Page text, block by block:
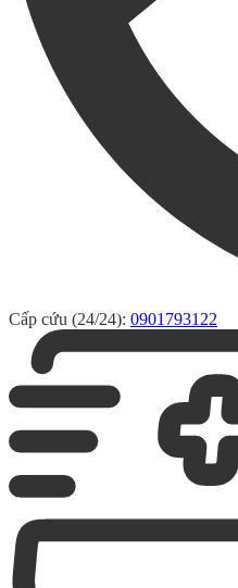
Cấp cứu (24/24): 0901793122